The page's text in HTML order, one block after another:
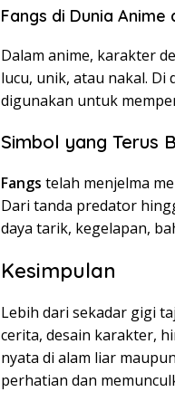
Fangs di Dunia Anime
Dalam anime, karakter
lucu, unik, atau nakal.
digunakan untuk
Simbol yang Terus
Fangs telah menjelma
Dari tanda predator
daya tarik, kegelapan,
Kesimpulan
Lebih dari sekadar gigi
cerita, desain karakter,
nyata di alam liar
perhatian dan